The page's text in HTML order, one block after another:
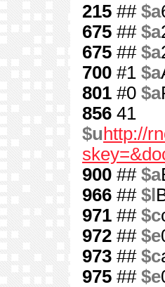
215 ## $a
675 ## $a
675 ## $a
700 #1 $a
801 #0 $a
856 41
$u http://
900 ## $a
966 ## $l
971 ## $c
972 ## $e
973 ## $c
975 ## $e